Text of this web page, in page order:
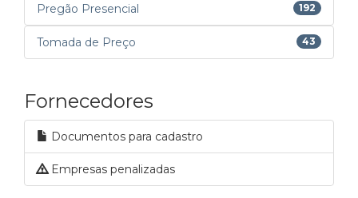
Pregão Presencial 192
Tomada de Preço 43
Fornecedores
Documentos para cadastro
Empresas penalizadas